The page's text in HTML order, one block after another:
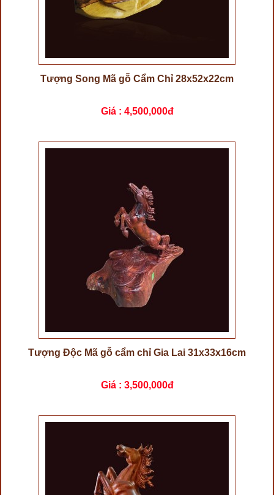
Tượng Song Mã gỗ Cẩm Chỉ 28x52x22cm
Giá : 4,500,000đ
Tượng Độc Mã gỗ cẩm chỉ Gia Lai 31x33x16cm
Giá : 3,500,000đ